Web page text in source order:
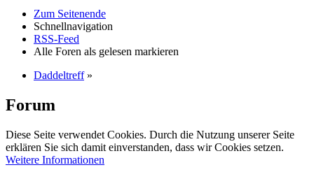
Zum Seitenende
Schnellnavigation
RSS-Feed
Alle Foren als gelesen markieren
Daddeltreff »
Forum
Diese Seite verwendet Cookies. Durch die Nutzung unserer Seite
erklären Sie sich damit einverstanden, dass wir Cookies setzen.
Weitere Informationen